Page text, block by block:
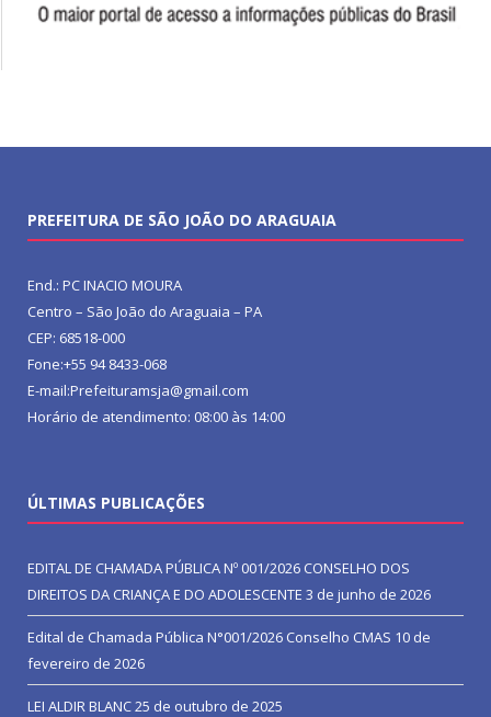
PREFEITURA DE SÃO JOÃO DO ARAGUAIA
End.: PC INACIO MOURA
Centro – São João do Araguaia – PA
CEP: 68518-000
Fone:+55 94 8433-068
E-mail:Prefeituramsja@gmail.com
Horário de atendimento: 08:00 às 14:00
ÚLTIMAS PUBLICAÇÕES
EDITAL DE CHAMADA PÚBLICA Nº 001/2026 CONSELHO DOS
DIREITOS DA CRIANÇA E DO ADOLESCENTE 3 de junho de 2026
Edital de Chamada Pública N°001/2026 Conselho CMAS 10 de
fevereiro de 2026
LEI ALDIR BLANC25 de outubro de 2025